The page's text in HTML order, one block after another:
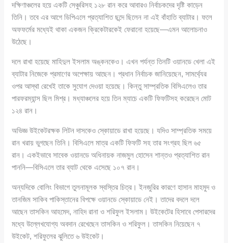
দক্ষিণাঞ্চলের হয়ে একটি সেঞ্চুরিসহ ১২৮ রান করে আবারও নির্বাচকদের দৃষ্টি কাড়েন
তিনি। তবে এর আগে ডিপিএলে প্রত্যাশিত ছন্দে ছিলেন না এই বাঁহাতি ব্যাটার। ফলে
অফফর্মের মধ্যেই থাকা একজন ক্রিকেটারকেই ফেরানো হয়েছে—এমন আলোচনাও
উঠেছে।
দলে রাখা হয়েছে মাহিদুল ইসলাম অঙ্কনকেও। এখন পর্যন্ত তিনটি ওয়ানডে খেলা এই
ব্যাটার নিজেকে প্রমাণের অপেক্ষায় আছেন। প্রধান নির্বাচক জানিয়েছেন, সামর্থ্যের
ওপর আস্থা রেখেই তাকে সুযোগ দেওয়া হয়েছে। কিন্তু সাম্প্রতিক বিসিএলেও তার
পারফরম্যান্স ছিল মিশ্র। মধ্যাঞ্চলের হয়ে তিন ম্যাচে একটি ফিফটিসহ করেছেন মোট
১২৪ রান।
অভিজ্ঞ উইকেটরক্ষক লিটন দাসকেও স্কোয়াডে রাখা হয়েছে। যদিও সাম্প্রতিক সময়ে
রান খরায় ভুগছেন তিনি। বিসিএলে মাত্র একটি ফিফটি সহ তার সংগ্রহ ছিল ৬৫
রান। একইভাবে সাবেক ওয়ানডে অধিনায়ক নাজমুল হোসেন শান্তও প্রত্যাশিত রান
পাননি—বিসিএলে তার ব্যাট থেকে এসেছে ১০৭ রান।
অন্যদিকে বোলিং বিভাগে তুলনামূলক স্বস্তির চিত্র। ইনজুরির কারণে হাসান মাহমুদ ও
তানজিম সাকিব পাকিস্তানের বিপক্ষে ওয়ানডে স্কোয়াডে নেই। তাদের বদলে দলে
আছেন তাসকিন আহমেদ, নাহিদ রানা ও শরিফুল ইসলাম। উইকেটের হিসাবে পেসারদের
মধ্যে উল্লেখযোগ্য অবদান রেখেছেন তাসকিন ও শরিফুল। তাসকিন নিয়েছেন ৭
উইকেট, শরিফুলের ঝুলিতে ৬ উইকেট।